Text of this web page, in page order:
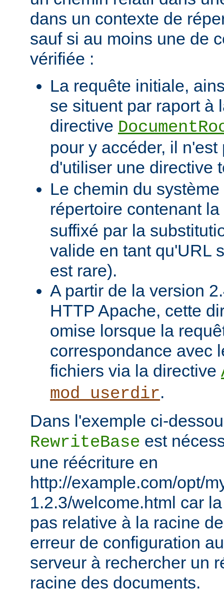
dans un contexte de
sauf si au moins une de
vérifiée :
La requête initiale,
se situent par raport à
directive
pour y accéder, il
d'utiliser une directive
Le chemin du
répertoire contenant la
suffixé par la
valide en tant qu'URL
est rare).
A partir de la version
HTTP Apache, cette
omise lorsque la
correspondance avec
fichiers via la directive
mod_userdir.
Dans l'exemple ci-
RewriteBase est
une réécriture en
http://example.com/opt/
1.2.3/welcome.html car
pas relative à la racine
erreur de configuration
serveur à rechercher un
racine des documents.